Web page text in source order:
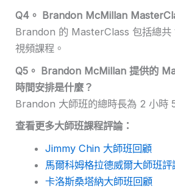
Q4。 Brandon McMillan
Brandon 的 MasterClass 包括總共
視頻課程。
Q5。 Brandon McMillan 提供的
時間安排是什麼？
Brandon 大師班的總時長為 2 小時
查看更多大師班課程評論：
Jimmy Chin 大師班回顧
馬爾科姆格拉德威爾大師班評
卡洛斯桑塔納大師班回顧